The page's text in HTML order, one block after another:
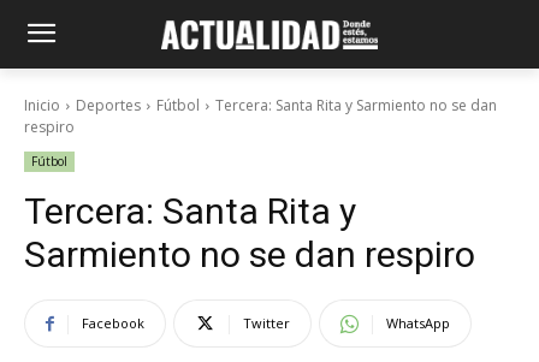
Inicio Deportes Fútbol
Tercera: Santa Rita y Sarmiento no se dan
respiro
Fútbol
Tercera: Santa Rita y
Sarmiento no se dan respiro
Facebook Twitter WhatsApp